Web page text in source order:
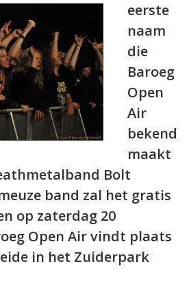
eerste
naam
die
Baroeg
Open
Air
bekend
maakt
Bolt
band zal het gratis
op zaterdag 20
Open Air vindt plaats
in het Zuiderpark